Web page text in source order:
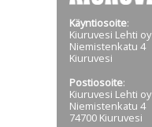
Käyntiosoite:
Kiuruvesi Lehti oy
Niemistenkatu 4
Kiuruvesi
Postiosoite:
Kiuruvesi Lehti oy
Niemistenkatu 4
74700 Kiuruvesi